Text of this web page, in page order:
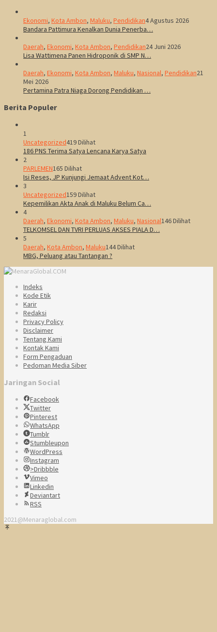
Ekonomi, Kota Ambon, Maluku, Pendidikan4 Agustus 2026
Bandara Pattimura Kenalkan Dunia Penerba…
Daerah, Ekonomi, Kota Ambon, Pendidikan24 Juni 2026
Lisa Wattimena Panen Hidroponik di SMP N…
Daerah, Ekonomi, Kota Ambon, Maluku, Nasional, Pendidikan21
Mei 2026
Pertamina Patra Niaga Dorong Pendidikan …
Berita Populer
1
Uncategorized419 Dilihat
186 PNS Terima Satya Lencana Karya Satya
2
PARLEMEN165 Dilihat
Isi Reses, JP Kunjungi Jemaat Advent Kot…
3
Uncategorized159 Dilihat
Kepemilikan Akta Anak di Maluku Belum Ca…
4
Daerah, Ekonomi, Kota Ambon, Maluku, Nasional146 Dilihat
TELKOMSEL DAN TVRI PERLUAS AKSES PIALA D…
5
Daerah, Kota Ambon, Maluku144 Dilihat
MBG, Peluang atau Tantangan ?
Indeks
Kode Etik
Karir
Redaksi
Privacy Policy
Disclaimer
Tentang Kami
Kontak Kami
Form Pengaduan
Pedoman Media Siber
Jaringan Social
Facebook
Twitter
Pinterest
WhatsApp
Tumblr
Stumbleupon
WordPress
Instagram
>Dribbble
Vimeo
Linkedin
Deviantart
RSS
2021@Menaraglobal.com